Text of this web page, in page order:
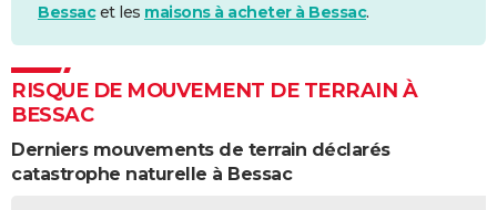
Bessacet les maisons à acheter à Bessac.
RISQUE DE MOUVEMENT DE TERRAIN À
BESSAC
Derniers mouvements de terrain déclarés
catastrophe naturelle à Bessac